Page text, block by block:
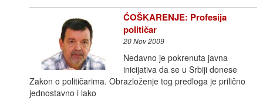
ĆOŠKARENJE: Profesija
političar
20 Nov 2009
Nedavno je pokrenuta javna
inicijativa da se u Srbiji donese
Zakon o političarima. Obrazloženje tog predloga je prilično
jednostavno i lako